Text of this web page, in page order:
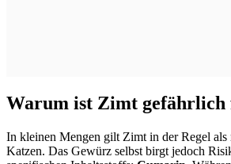
Warum ist Zimt gefährlich
In kleinen Mengen gilt Zimt in der Regel
Katzen. Das Gewürz selbst birgt jedoch